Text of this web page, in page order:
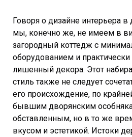
Говоря о дизайне интерьера
мы, конечно же, не имеем в
загородный коттедж с
оборудованием и
лишенный декора. Этот
стиль также не следует
его происхождение, по
бывшим дворянским
обставленным, но в то же
вкусом и эстетикой. Истоки